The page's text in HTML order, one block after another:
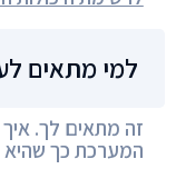
למי מתאים
זה מתאים לך. איך
המערכת כך שהיא